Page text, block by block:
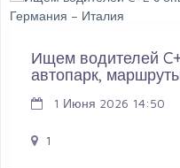
Ищем водителей
автопарк,
1 Июня 2026 14:50
1